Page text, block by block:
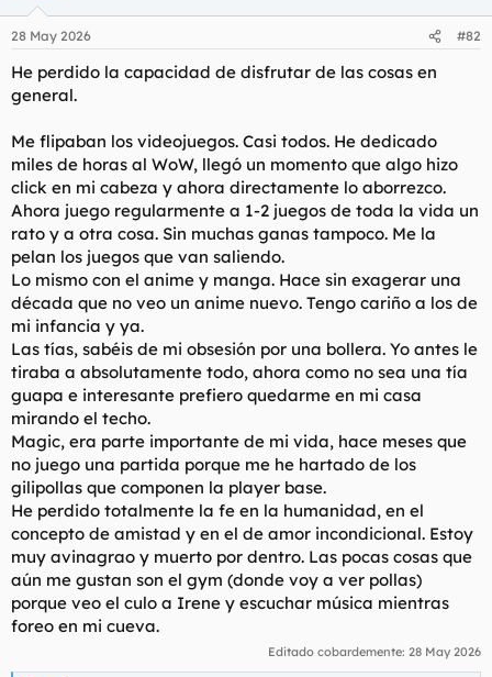
e
:
28 May 2026 #82
He perdido la capacidad de disfrutar de las cosas en
general.
Me flipaban los videojuegos. Casi todos. He dedicado
miles de horas al WoW, llegó un momento que algo hizo
click en mi cabeza y ahora directamente lo aborrezco.
Ahora juego regularmente a 1-2 juegos de toda la vida un
rato y a otra cosa. Sin muchas ganas tampoco. Me la
pelan los juegos que van saliendo.
Lo mismo con el anime y manga. Hace sin exagerar una
década que no veo un anime nuevo. Tengo cariño a los de
mi infancia y ya.
Las tías, sabéis de mi obsesión por una bollera. Yo antes le
tiraba a absolutamente todo, ahora como no sea una tía
guapa e interesante prefiero quedarme en mi casa
mirando el techo.
Magic, era parte importante de mi vida, hace meses que
no juego una partida porque me he hartado de los
gilipollas que componen la player base.
He perdido totalmente la fe en la humanidad, en el
concepto de amistad y en el de amor incondicional. Estoy
muy avinagrao y muerto por dentro. Las pocas cosas que
aún me gustan son el gym (donde voy a ver pollas)
porque veo el culo a Irene y escuchar música mientras
foreo en mi cueva.
Editado cobardemente: 28 May 2026